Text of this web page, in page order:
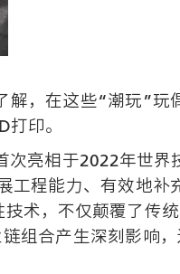
，在这些“潮玩”玩
印。
亮相于2022年世界
程能力、有效地补
术，不仅颠覆了传
组合产生深刻影响